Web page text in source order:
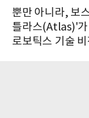
뿐만 아니라, 보
틀라스(Atlas)'가
로보틱스 기술